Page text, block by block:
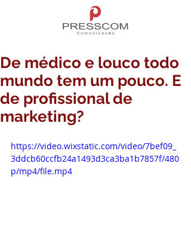
De médico e louco todo
mundo tem um pouco. E
de profissional de
marketing?
https://video.wixstatic.com/video/7bef09_
3ddcb60ccfb24a1493d3ca3ba1b7857f/480
p/mp4/file.mp4